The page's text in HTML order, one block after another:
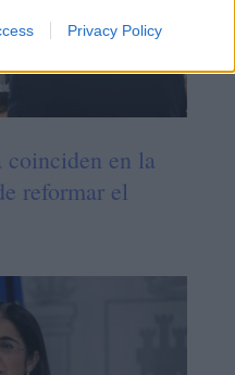
Privacy Policy
en la
reformar el